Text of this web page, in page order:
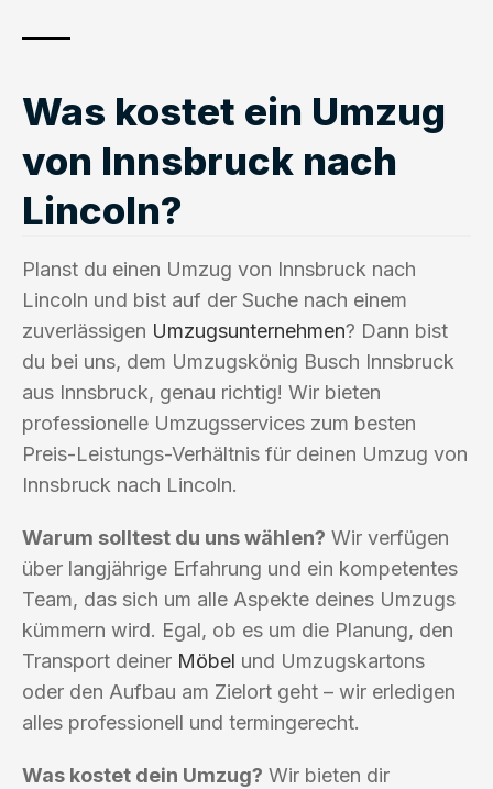
Was kostet ein Umzug
von Innsbruck nach
Lincoln?
Planst du einen Umzug von Innsbruck nach
Lincoln und bist auf der Suche nach einem
zuverlässigen Umzugsunternehmen? Dann bist
du bei uns, dem Umzugskönig Busch Innsbruck
aus Innsbruck, genau richtig! Wir bieten
professionelle Umzugsservices zum besten
Preis-Leistungs-Verhältnis für deinen Umzug von
Innsbruck nach Lincoln.
Warum solltest du uns wählen? Wir verfügen
über langjährige Erfahrung und ein kompetentes
Team, das sich um alle Aspekte deines Umzugs
kümmern wird. Egal, ob es um die Planung, den
Transport deiner Möbel und Umzugskartons
oder den Aufbau am Zielort geht – wir erledigen
alles professionell und termingerecht.
Was kostet dein Umzug? Wir bieten dir